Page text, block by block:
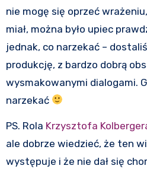
nie mogę się oprzeć
miał, można było upiec
jednak, co narzekać –
produkcję, z bardzo dobrą
wysmakowanymi dialogami.
narzekać
PS. Rola Krzysztofa
ale dobrze wiedzieć, że ten
występuje i że nie dał się